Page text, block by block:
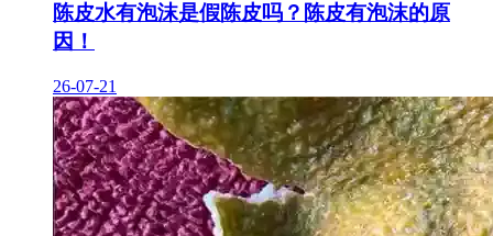
陈皮水有泡沫是假陈皮吗？陈皮有泡沫的原
因！
26-07-21